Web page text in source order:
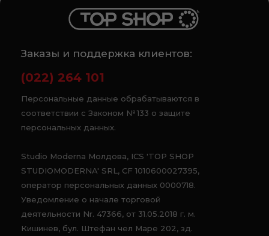
Заказы и поддержка клиентов:
(022) 264 101
Персональные данные обрабатываются в
соответствии с Законом № 133 о защите
персональных данных.
Studio Moderna Молдова, ICS 'TOP SHOP
STUDIOMODERNA' SRL, CF 1010600027395,
оператор персональных данных 0000718.
Уведомление о начале торговой
деятельности Nr. 47366, от 31.05.2018 г. м.
Кишинев, бул. Штефан чел Маре 202, зд.